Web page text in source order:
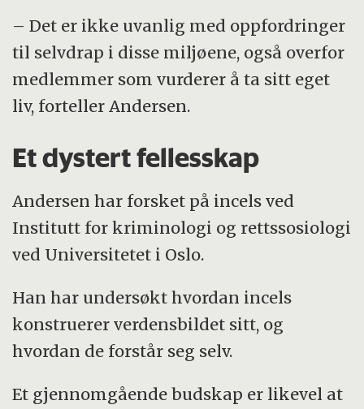
– Det er ikke uvanlig med oppfordringer
til selvdrap i disse miljøene, også overfor
medlemmer som vurderer å ta sitt eget
liv, forteller Andersen.
Et dystert fellesskap
Andersen har forsket på incels ved
Institutt for kriminologi og rettssosiologi
ved Universitetet i Oslo.
Han har undersøkt hvordan incels
konstruerer verdensbildet sitt, og
hvordan de forstår seg selv.
Et gjennomgående budskap er likevel at